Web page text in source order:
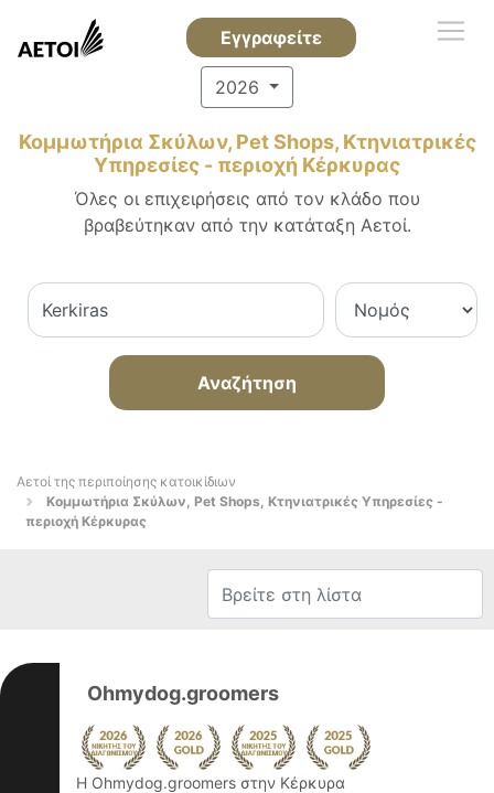
Εγγραφείτε
2026
Κομμωτήρια Σκύλων, Pet Shops, Κτηνιατρικές
Υπηρεσίες - περιοχή Κέρκυρας
Όλες οι επιχειρήσεις από τον κλάδο που
βραβεύτηκαν από την κατάταξη Αετοί.
Αναζήτηση
Αετοί της περιποίησης κατοικίδιων
Κομμωτήρια Σκύλων, Pet Shops, Κτηνιατρικές Υπηρεσίες -
περιοχή Κέρκυρας
Ohmydog.groomers
Η Ohmydog.groomers στην Κέρκυρα